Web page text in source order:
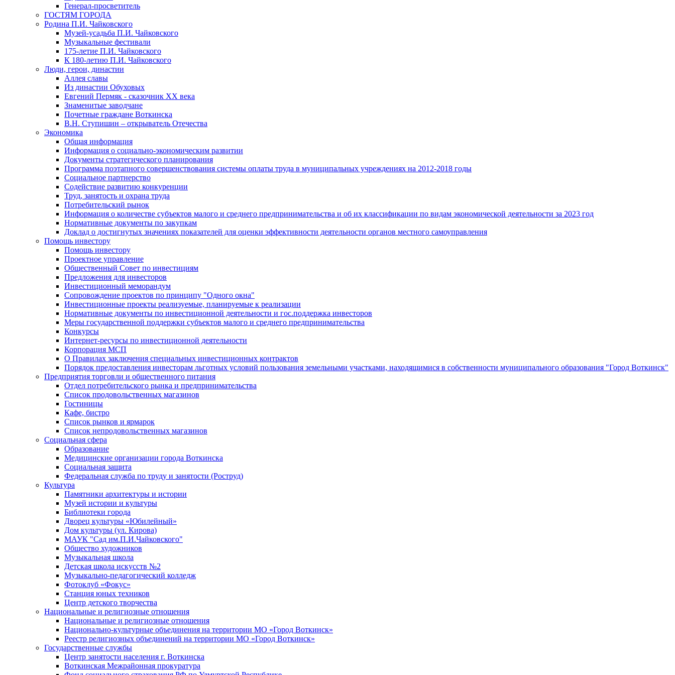
Генерал-просветитель
ГОСТЯМ ГОРОДА
Родина П.И. Чайковского
Музей-усадьба П.И. Чайковского
Музыкальные фестивали
175-летие П.И. Чайковского
К 180-летию П.И. Чайковского
Люди, герои, династии
Аллея славы
Из династии Обуховых
Евгений Пермяк - сказочник XX века
Знаменитые заводчане
Почетные граждане Воткинска
В.Н. Ступишин – открыватель Отечества
Экономика
Общая информация
Информация о социально-экономическим развитии
Документы стратегического планирования
Программа поэтапного совершенствования системы оплаты труда в муниципальных учреждениях на 2012-2018 годы
Социальное партнерство
Содействие развитию конкуренции
Труд, занятость и охрана труда
Потребительский рынок
Информация о количестве субъектов малого и среднего предпринимательства и об их классификации по видам экономической деятельности за 2023 год
Нормативные документы по закупкам
Доклад о достигнутых значениях показателей для оценки эффективности деятельности органов местного самоуправления
Помощь инвестору
Помощь инвестору
Проектное управление
Общественный Совет по инвестициям
Предложения для инвесторов
Инвестиционный меморандум
Сопровождение проектов по принципу "Oдного окна"
Инвестиционные проекты реализуемые, планируемые к реализации
Нормативные документы по инвестиционной деятельности и гос.поддержка инвесторов
Меры государственной поддержки субъектов малого и среднего предпринимательства
Конкурсы
Интернет-ресурсы по инвестиционной деятельности
Корпорация МСП
О Правилах заключения специальных инвестиционных контрактов
Порядок предоставления инвесторам льготных условий пользования земельными участками, находящимися в собственности муниципального образования "Город Воткинск"
Предприятия торговли и общественного питания
Отдел потребительского рынка и предпринимательства
Список продовольственных магазинов
Гостиницы
Кафе, бистро
Cписок рынков и ярмарок
Список непродовольственных магазинов
Социальная сфера
Образование
Медицинские организации города Воткинска
Социальная защита
Федеральная служба по труду и занятости (Роструд)
Культура
Памятники архитектуры и истории
Музей истории и культуры
Библиотеки города
Дворец культуры «Юбилейный»
Дом культуры (ул. Кирова)
МАУК "Сад им.П.И.Чайковского"
Общество художников
Музыкальная школа
Детская школа искусств №2
Музыкально-педагогический колледж
Фотоклуб «Фокус»
Станция юных техников
Центр детского творчества
Национальные и религиозные отношения
Национальные и религиозные отношения
Национально-культурные объединения на территории МО «Город Воткинск»
Реестр религиозных объединений на территории МО «Город Воткинск»
Государственные службы
Центр занятости населения г. Воткинска
Воткинская Межрайонная прокуратура